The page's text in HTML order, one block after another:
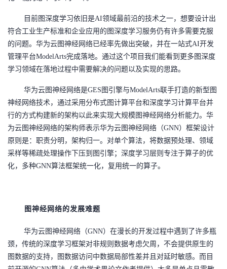
目前图深度学习依旧是AI领域最前沿的技术之一，想要设计出
符合工业生产标准和企业应用的图深度学习服务仍有许多需要克服
的问题。华为云图神经网络已经率先做出突破，并在一站式AI开发
管理平台ModelArts完成落地。通过这个项目我们能看到更多图深度
学习领域在落地过程中需要解决的问题以及实现的思路。
华为云图神经网络是GES图引擎与ModelArts联手打造的新型图
神经网络技术，通过采用分布式图计算平台和深度学习计算平台并
行的方式构建新的架构以此来实现大规模图神经网络分析能力。华
为云图神经网络的架构师表示华为云图神经网络（GNN）框架设计
原则是：职责分明，架构归一。对单个算法，将数据预处理、领域
采样等稀疏处理操作下压到图引擎；深度学习层则专注于算子的优
化，多种GNN算法框架统一化，复用统一的算子。
图神经网络的发展难题
华为云图神经网络（GNN）在漫长的开发过程中遇到了许多瓶
颈，传统的深度学习框架对非规则数据考虑欠周，不会提供原生的
图数据的支持，图数据访问中数据局部性差并且对延时敏感。而目